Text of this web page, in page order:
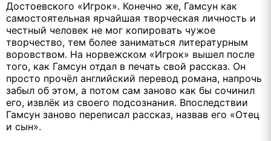
Достоевского «Игрок». Конечно же, Гамсун как
самостоятельная ярчайшая творческая личность и
честный человек не мог копировать чужое
творчество, тем более заниматься литературным
воровством. На норвежском «Игрок» вышел после
того, как Гамсун отдал в печать свой рассказ. Он
просто прочёл английский перевод романа, напрочь
забыл об этом, а потом сам заново как бы сочинил
его, извлёк из своего подсознания. Впоследствии
Гамсун заново переписал рассказ, назвав его «Отец
и сын».